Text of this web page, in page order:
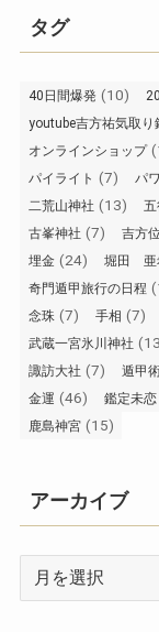
タグ
40日間爆発 (10)
youtube吉方祐気取り
オンラインショップ
パイライト (7) パ
二荒山神社 (13)
古峯神社 (7) 吉方位
埋金 (24) 堀田 亜
奇門遁甲旅行の日程
念珠 (7) 手相 (7)
武蔵一宮氷川神社
諏訪大社 (7) 遁甲
金運 (46) 鑑定未恋
鹿島神宮 (15)
アーカイブ
ー